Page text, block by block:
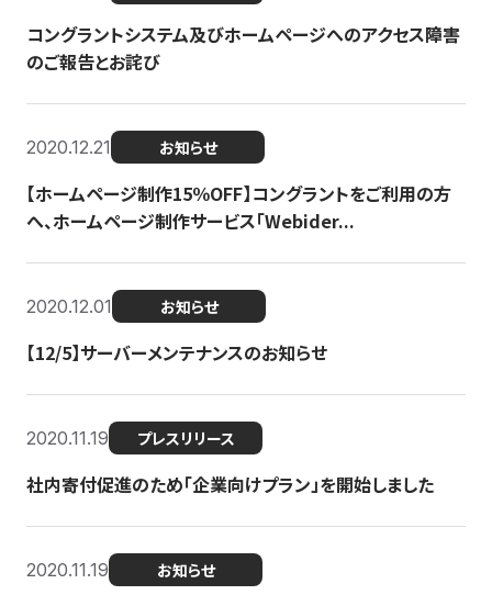
コングラントシステム及びホームページへのアクセス障害
のご報告とお詫び
2020.12.21 お知らせ
【ホームページ制作15％OFF】コングラントをご利用の方
へ、ホームページ制作サービス「Webider...
2020.12.01 お知らせ
【12/5】サーバーメンテナンスのお知らせ
2020.11.19 プレスリリース
社内寄付促進のため「企業向けプラン」を開始しました
2020.11.19 お知らせ